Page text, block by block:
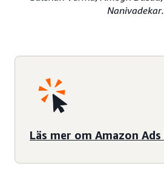
Nanivadekar.
Läs mer om Amazon